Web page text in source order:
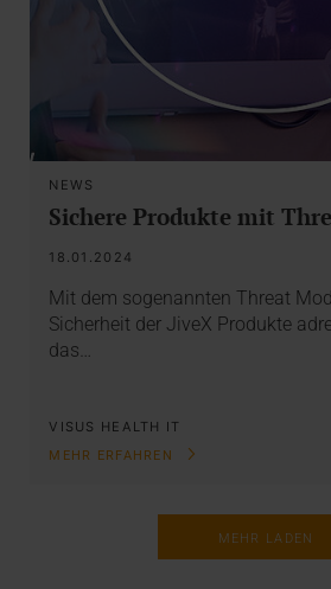
NEWS
Sichere Produkte mit
18.01.2024
Mit dem sogenannten Threat
Sicherheit der JiveX Produkte
das…
VISUS HEALTH IT
MEHR ERFAHREN
MEHR LADEN